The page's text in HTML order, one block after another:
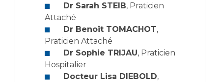
Activité physique
Cancer
Adresser un examen au Laboratoire de Biologie
Médicale
Radiologie / Imagerie
Cancérologie
Les pôles d'activité médicale
Anatomie et Cytologie Pathologiques
Dr Sarah STEIB, Praticien
Attaché
Dr Benoit TOMACHOT,
Praticien Attaché
Dr Sophie TRIJAU, Praticien
Hospitalier
Docteur Lisa DIEBOLD,